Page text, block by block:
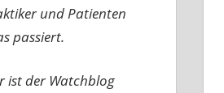
und Patienten
passiert.
ist der Watchblog